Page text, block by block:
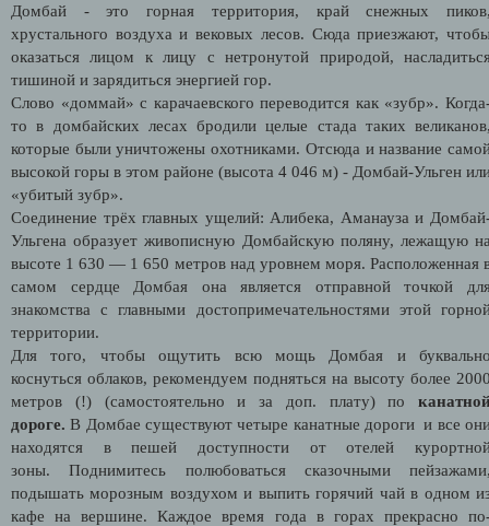
Домбай - это горная территория, край снежных
хрустального воздуха и вековых лесов. Сюда приезжают,
оказаться лицом к лицу с нетронутой природой,
тишиной и зарядиться энергией гор.
Слово «доммай» с карачаевского переводится как «зубр».
то в домбайских лесах бродили целые стада таких
которые были уничтожены охотниками. Отсюда и название
высокой горы в этом районе (высота 4 046 м) - Домбай-Ульген
«убитый зубр».
Соединение трёх главных ущелий: Алибека, Аманауза и
Ульгена образует живописную Домбайскую поляну, лежащую
высоте 1 630 — 1 650 метров над уровнем моря. Расположенная
самом сердце Домбая она является отправной точкой
знакомства с главными достопримечательностями этой
территории.
Для того, чтобы ощутить всю мощь Домбая и
коснуться облаков, рекомендуем подняться на высоту более
метров (!) (самостоятельно и за доп. плату) по
дороге. В Домбае существуют четыре канатные дороги и все
находятся в пешей доступности от отелей
зоны. Поднимитесь полюбоваться сказочными
подышать морозным воздухом и выпить горячий чай в одном
кафе на вершине. Каждое время года в горах прекрасно